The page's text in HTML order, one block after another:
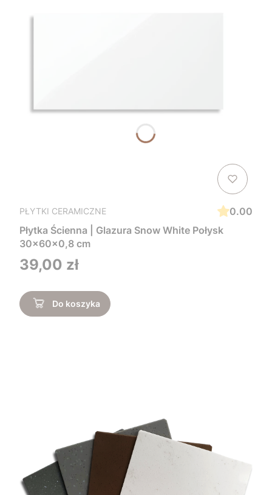
PŁYTKI CERAMICZNE
0.00
Płytka Ścienna | Glazura Snow White Połysk
30x60x0,8 cm
Cena
39,00 zł
Do koszyka